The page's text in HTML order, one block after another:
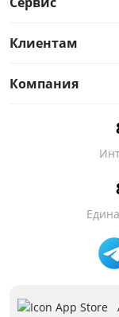
Клиентам
Компания